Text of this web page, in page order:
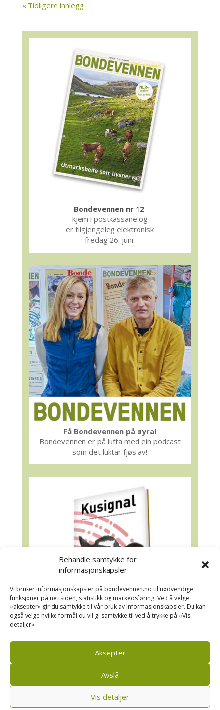
Behandle samtykke for
informasjonskapsler
Vi bruker informasjonskapsler på bondevennen.no til nødvendige
funksjoner på nettsiden, statistikk og markedsføring. Ved å velge
«aksepter» gir du samtykke til vår bruk av informasjonskapsler. Du kan
også velge hvilke formål du vil gi samtykke til ved å trykke på «Vis
detaljer».
Aksepter
Avslå
Vis detaljer
« Tidligere innlegg
Bondevennen nr 12
kjem i postkassane og
er tilgjengeleg elektronisk
fredag 26. juni.
Få Bondevennen på øyra!
Bondevennen er på lufta med ein podcast
som det luktar fjøs av!
serien vår om kusignal i eit eige hefte.
Bondevennen AS, Pb 208, sentrum, 4001 Stavanger